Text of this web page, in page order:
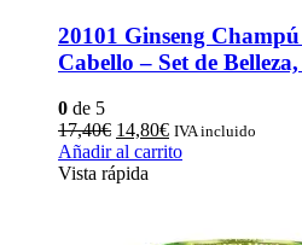
20101 Ginseng
Cabello – Set de
0 de 5
17,40€ El
precio
original
14,80€El
precio
IVA incluido
Añadir al carrito
Vista rápida